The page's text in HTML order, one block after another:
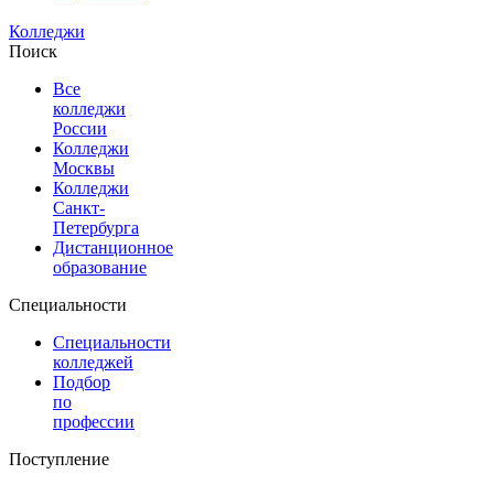
Колледжи
Поиск
Все
колледжи
России
Колледжи
Москвы
Колледжи
Санкт-
Петербурга
Дистанционное
образование
Специальности
Специальности
колледжей
Подбор
по
профессии
Поступление